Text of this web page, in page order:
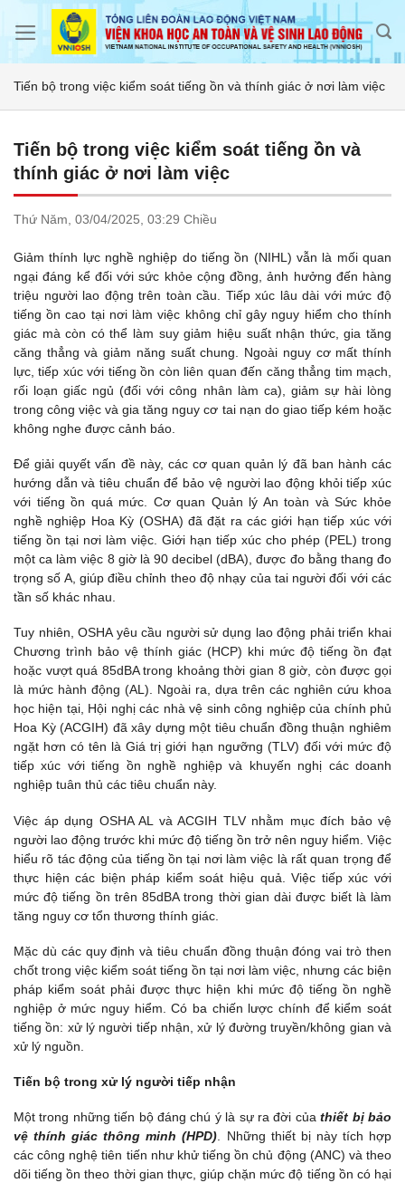
Tiến bộ trong việc kiểm soát tiếng ồn và thính giác ở nơi làm việc
Tiến bộ trong việc kiểm soát tiếng ồn và
thính giác ở nơi làm việc
Thứ Năm, 03/04/2025, 03:29 Chiều
Giảm thính lực nghề nghiệp do tiếng ồn (NIHL) vẫn là mối quan
ngại đáng kể đối với sức khỏe cộng đồng, ảnh hưởng đến hàng
triệu người lao động trên toàn cầu. Tiếp xúc lâu dài với mức độ
tiếng ồn cao tại nơi làm việc không chỉ gây nguy hiểm cho thính
giác mà còn có thể làm suy giảm hiệu suất nhận thức, gia tăng
căng thẳng và giảm năng suất chung. Ngoài nguy cơ mất thính
lực, tiếp xúc với tiếng ồn còn liên quan đến căng thẳng tim mạch,
rối loạn giấc ngủ (đối với công nhân làm ca), giảm sự hài lòng
trong công việc và gia tăng nguy cơ tai nạn do giao tiếp kém hoặc
không nghe được cảnh báo.
Để giải quyết vấn đề này, các cơ quan quản lý đã ban hành các
hướng dẫn và tiêu chuẩn để bảo vệ người lao động khỏi tiếp xúc
với tiếng ồn quá mức. Cơ quan Quản lý An toàn và Sức khỏe
nghề nghiệp Hoa Kỳ (OSHA) đã đặt ra các giới hạn tiếp xúc với
tiếng ồn tại nơi làm việc. Giới hạn tiếp xúc cho phép (PEL) trong
một ca làm việc 8 giờ là 90 decibel (dBA), được đo bằng thang đo
trọng số A, giúp điều chỉnh theo độ nhạy của tai người đối với các
tần số khác nhau.
Tuy nhiên, OSHA yêu cầu người sử dụng lao động phải triển khai
Chương trình bảo vệ thính giác (HCP) khi mức độ tiếng ồn đạt
hoặc vượt quá 85dBA trong khoảng thời gian 8 giờ, còn được gọi
là mức hành động (AL). Ngoài ra, dựa trên các nghiên cứu khoa
học hiện tại, Hội nghị các nhà vệ sinh công nghiệp của chính phủ
Hoa Kỳ (ACGIH) đã xây dựng một tiêu chuẩn đồng thuận nghiêm
ngặt hơn có tên là Giá trị giới hạn ngưỡng (TLV) đối với mức độ
tiếp xúc với tiếng ồn nghề nghiệp và khuyến nghị các doanh
nghiệp tuân thủ các tiêu chuẩn này.
Việc áp dụng OSHA AL và ACGIH TLV nhằm mục đích bảo vệ
người lao động trước khi mức độ tiếng ồn trở nên nguy hiểm. Việc
hiểu rõ tác động của tiếng ồn tại nơi làm việc là rất quan trọng để
thực hiện các biện pháp kiểm soát hiệu quả. Việc tiếp xúc với
mức độ tiếng ồn trên 85dBA trong thời gian dài được biết là làm
tăng nguy cơ tổn thương thính giác.
Mặc dù các quy định và tiêu chuẩn đồng thuận đóng vai trò then
chốt trong việc kiểm soát tiếng ồn tại nơi làm việc, nhưng các biện
pháp kiểm soát phải được thực hiện khi mức độ tiếng ồn nghề
nghiệp ở mức nguy hiểm. Có ba chiến lược chính để kiểm soát
tiếng ồn: xử lý người tiếp nhận, xử lý đường truyền/không gian và
xử lý nguồn.
Tiến bộ trong xử lý người tiếp nhận
Một trong những tiến bộ đáng chú ý là sự ra đời củathiết bị bảo
vệ thính giác thông minh (HPD) . Những thiết bị này tích hợp
các công nghệ tiên tiến như khử tiếng ồn chủ động (ANC) và theo
dõi tiếng ồn theo thời gian thực, giúp chặn mức độ tiếng ồn có hại